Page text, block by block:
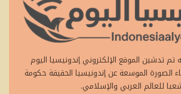
تم تدشين الموقع الإلكتروني إندونيسيا اليوم
الصورة الموسعة عن إندونيسيا الحقيقة حكومة
للعالم العربي والإسلامي.